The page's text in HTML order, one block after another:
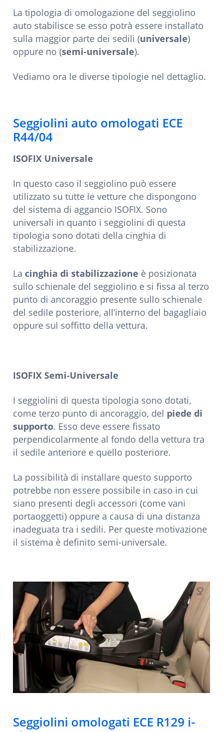
La tipologia di omologazione del seggiolino
auto stabilisce se esso potrà essere installato
sulla maggior parte dei sedili (universale)
oppure no (semi-universale).
Vediamo ora le diverse tipologie nel dettaglio.
Seggiolini auto omologati ECE
R44/04
ISOFIX Universale
In questo caso il seggiolino può essere
utilizzato su tutte le vetture che dispongono
del sistema di aggancio ISOFIX. Sono
universali in quanto i seggiolini di questa
tipologia sono dotati della cinghia di
stabilizzazione.
La cinghia di stabilizzazione è posizionata
sullo schienale del seggiolino e si fissa al terzo
punto di ancoraggio presente sullo schienale
del sedile posteriore, all’interno del bagagliaio
oppure sul soffitto della vettura.
ISOFIX Semi-Universale
I seggiolini di questa tipologia sono dotati,
come terzo punto di ancoraggio, del piede di
supporto. Esso deve essere fissato
perpendicolarmente al fondo della vettura tra
il sedile anteriore e quello posteriore.
La possibilità di installare questo supporto
potrebbe non essere possibile in caso in cui
siano presenti degli accessori (come vani
portaoggetti) oppure a causa di una distanza
inadeguata tra i sedili. Per queste motivazione
il sistema è definito semi-universale.
Seggiolini omologati ECE R129 i-